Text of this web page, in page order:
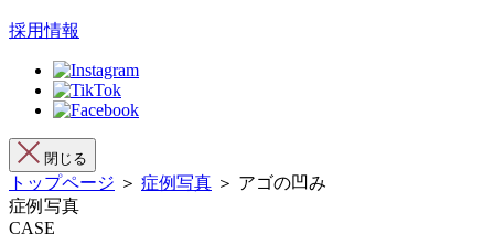
採用情報
閉じる
トップページ ＞ 症例写真 ＞ アゴの凹み
症例写真
CASE